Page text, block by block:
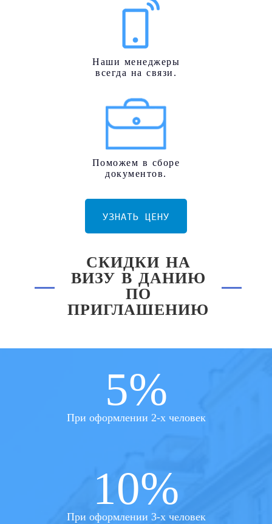
Наши менеджеры
всегда на связи.
Поможем в сборе
документов.
УЗНАТЬ ЦЕНУ
СКИДКИ НА
ВИЗУ В ДАНИЮ
ПО
ПРИГЛАШЕНИЮ
5%
При оформлении 2-х человек
10%
При оформлении 3-х человек